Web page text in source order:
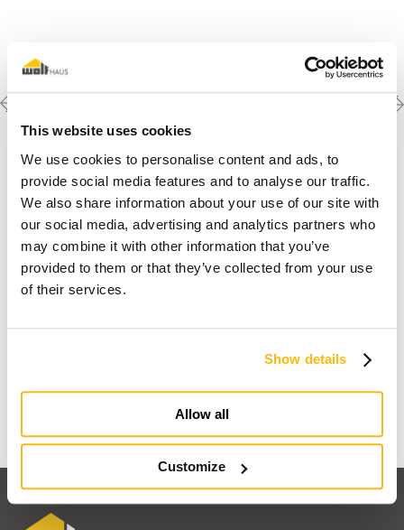
This website uses cookies
We use cookies to personalise content and ads, to
provide social media features and to analyse our traffic.
We also share information about your use of our site with
our social media, advertising and analytics partners who
may combine it with other information that you’ve
provided to them or that they’ve collected from your use
of their services.
Show details
Allow all
Customize
Previous
Scopri le altre
Next
Io sogno una casa in legno